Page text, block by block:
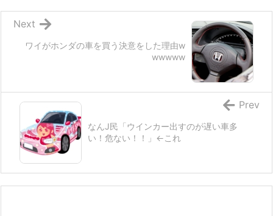
ワイがホンダの車を買う決意をした理由w
wwwww
Next
なんJ民「ウインカー出すのが遅い車多
い！危ない！！」←これ
Prev